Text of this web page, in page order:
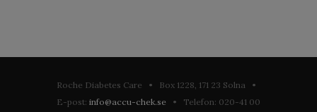
Roche Diabetes Care • Box 1228, 171 23 Solna •
E-post: info@accu-chek.se • Telefon: 020-41 00